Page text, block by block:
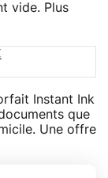
vide. Plus
Instant Ink
que
Une offre